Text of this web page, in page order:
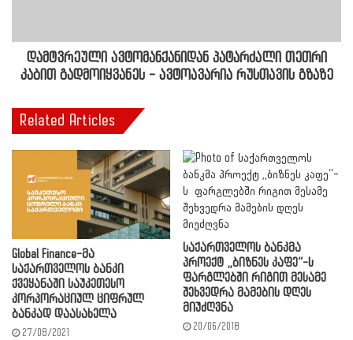
დამტვრეული ავტომანქანიდან პატარძალი თეთრი
კაბით გადმოიყვანეს - ავტოავარია რუსთავის გზაზე
Related Articles
Global Finance-მა
საქართველოს ბანკი
ქვეყანაში საუკეთესო
კორპორაციულ ციფრულ
ბანკად დაასახელა
27/08/2021
საქართველოს ბანკმა
პროექტ „ბიზნეს კაფე“-ს
ფარგლებში რიგით მესამე
შეხვედრა მამების დღეს
მიუძღვნა
20/06/2018